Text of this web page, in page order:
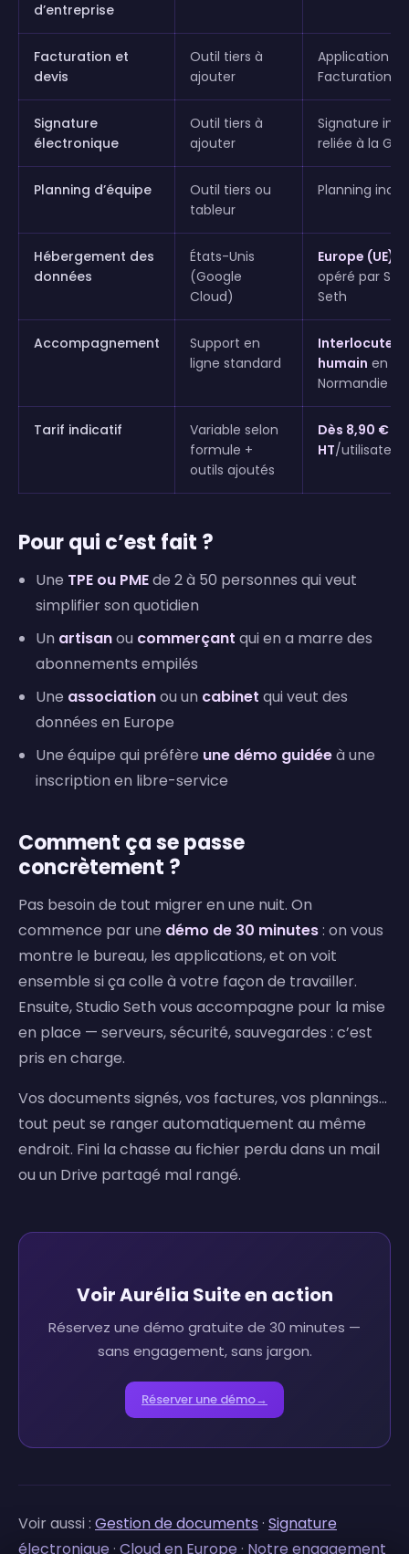
d’entreprise
Facturation et
devis
Outil tiers à
ajouter
Application
Facturation
Signature
électronique
Outil tiers à
ajouter
Signature
reliée à la GED
Planning d’équipe
Outil tiers ou
tableur
Planning
Hébergement des
données
États-Unis
(Google
Cloud)
Europe (UE)
opéré par
Seth
Accompagnement
Support en
ligne standard
Interlocuteur
humain en
Normandie
Tarif indicatif
Variable selon
formule +
outils ajoutés
Dès 8,90 €
HT/
Pour qui c’est fait ?
Une TPE ou PMEde 2 à 50 personnes qui veut
simplifier son quotidien
Un artisanou commerçant qui en a marre des
abonnements empilés
Une associationou un cabinet qui veut des
données en Europe
Une équipe qui préfère une démo guidéeà une
inscription en libre-service
Comment ça se passe
concrètement ?
Pas besoin de tout migrer en une nuit. On
commence par une démo de 30 minutes: on vous
montre le bureau, les applications, et on voit
ensemble si ça colle à votre façon de travailler.
Ensuite, Studio Seth vous accompagne pour la mise
en place — serveurs, sécurité, sauvegardes : c’est
pris en charge.
Vos documents signés, vos factures, vos plannings…
tout peut se ranger automatiquement au même
endroit. Fini la chasse au fichier perdu dans un mail
ou un Drive partagé mal rangé.
Voir Aurélia Suite en action
Réservez une démo gratuite de 30 minutes —
sans engagement, sans jargon.
Réserver une démo→
Voir aussi : Gestion de documents · Signature
électronique · Cloud en Europe · Notre engagement